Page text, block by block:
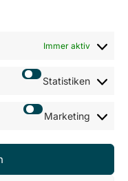
Immer aktiv
Statistiken
Marketing
AGB
Datenschutz